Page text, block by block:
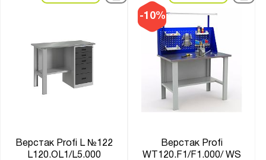
Верстак Profi L №122
L120.OL1/L5.000
-10%
Верстак Profi
WT120.F1/F1.000/ WS
41А.ИП
41А.ОД
41А.ПБ
41А.ПВ
41А.ПФ